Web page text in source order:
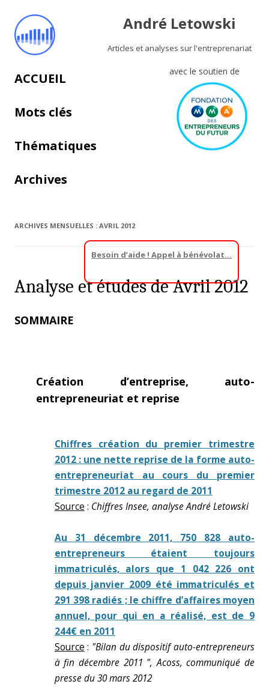
André Letowski
Articles et analyses sur l'entreprenariat
avec le soutien de
Aller au contenu principal
ACCUEIL
Mots clés
Thématiques
Archives
ARCHIVES MENSUELLES : AVRIL 2012
Analyse et études de Avril 2012
SOMMAIRE
Création d’entreprise, auto-
entrepreneuriat et reprise
Chiffres création du premier trimestre
2012 : une nette reprise de la forme auto-
entrepreneuriat au cours du premier
trimestre 2012 au regard de 2011
Source : Chiffres Insee, analyse André Letowski
Au 31 décembre 2011, 750 828 auto-
entrepreneurs étaient toujours
immatriculés, alors que 1 042 226 ont
depuis janvier 2009 été immatriculés et
291 398 radiés ; le chiffre d’affaires moyen
annuel, pour qui en a réalisé, est de 9
244€ en 2011
Source : "Bilan du dispositif auto-entrepreneurs
à fin décembre 2011 ", Acoss, communiqué de
presse du 30 mars 2012
Besoin d’aide ! Appel à bénévolat…